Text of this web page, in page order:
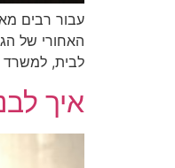
עבור רבים
האחורי של
לבית,
איך